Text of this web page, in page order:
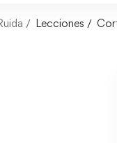
Lecciones